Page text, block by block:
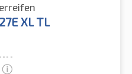
XL TL